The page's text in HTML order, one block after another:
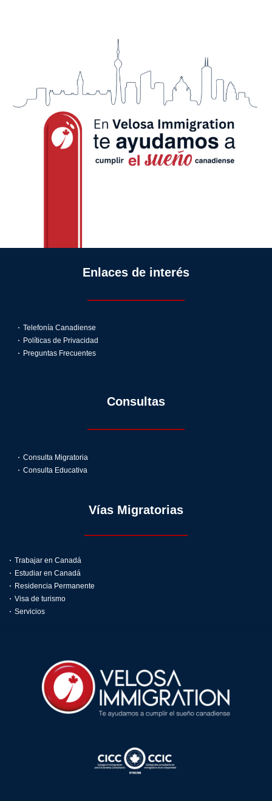
Vías Migratorias
Trabajar en Canadá
Estudiar en Canadá
Residencia Permanente
Visa de turismo
Servicios
Consultas
Consulta Migratoria
Consulta Educativa
Enlaces de interés
Telefonía Canadiense
Políticas de Privacidad
Preguntas Frecuentes